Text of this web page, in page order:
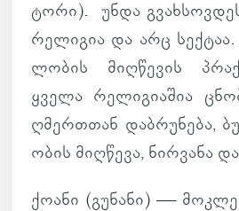
ტორი). უნდა
რე­ლი­გია და არც
ლო­ბის მიღ­წე­ვის
ყველა რე­ლი­გი­ა­შია
ღმერ­თთან დაბ­რუ­ნება,
ო­ბის მიღ­წევა, ნირ­ვანა
ქოანი (გუ­ნანი) —